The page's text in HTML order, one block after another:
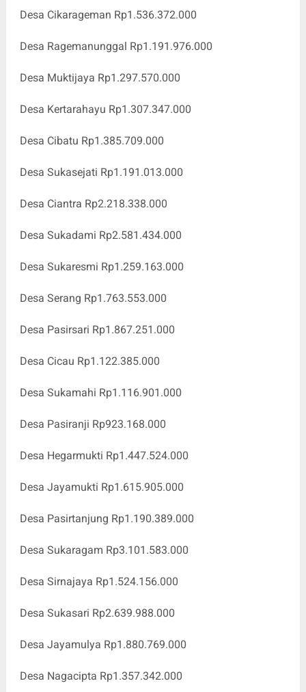
Desa Cikarageman Rp1.536.372.000
Desa Ragemanunggal Rp1.191.976.000
Desa Muktijaya Rp1.297.570.000
Desa Kertarahayu Rp1.307.347.000
Desa Cibatu Rp1.385.709.000
Desa Sukasejati Rp1.191.013.000
Desa Ciantra Rp2.218.338.000
Desa Sukadami Rp2.581.434.000
Desa Sukaresmi Rp1.259.163.000
Desa Serang Rp1.763.553.000
Desa Pasirsari Rp1.867.251.000
Desa Cicau Rp1.122.385.000
Desa Sukamahi Rp1.116.901.000
Desa Pasiranji Rp923.168.000
Desa Hegarmukti Rp1.447.524.000
Desa Jayamukti Rp1.615.905.000
Desa Pasirtanjung Rp1.190.389.000
Desa Sukaragam Rp3.101.583.000
Desa Sirnajaya Rp1.524.156.000
Desa Sukasari Rp2.639.988.000
Desa Jayamulya Rp1.880.769.000
Desa Nagacipta Rp1.357.342.000